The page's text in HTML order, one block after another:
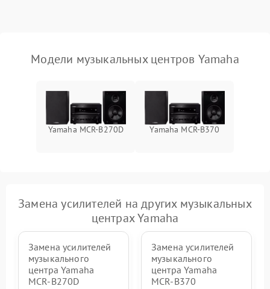
Модели музыкальных центров Yamaha
Yamaha MCR-B270D Yamaha MCR-B370
Замена усилителей на других музыкальных
центрах Yamaha
Замена усилителей
музыкального
центра Yamaha
MCR-B270D
Замена усилителей
музыкального
центра Yamaha
MCR-B370